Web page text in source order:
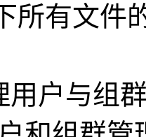
所有文件
用户与组